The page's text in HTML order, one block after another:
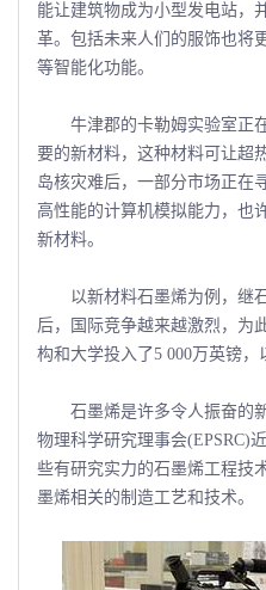
能让建筑物成为小型发电站，
革。包括未来人们的服饰也将
等智能化功能。
牛津郡的卡勒姆实验室正在
要的新材料，这种材料可让超
岛核灾难后，一部分市场正在
高性能的计算机模拟能力，也
新材料。
以新材料石墨烯为例，继石
后，国际竞争越来越激烈，为
构和大学投入了5 000万英镑，
石墨烯是许多令人振奋的新
物理科学研究理事会(EPSRC)
些有研究实力的石墨烯工程技
墨烯相关的制造工艺和技术。